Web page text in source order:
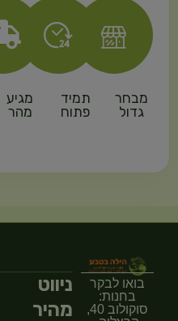
מבחר
גדול
תמיד
פתוח
מגיע
מהר
בואו לבקר
בחנות:
סוקולוב 40,
ניווט
מהיר